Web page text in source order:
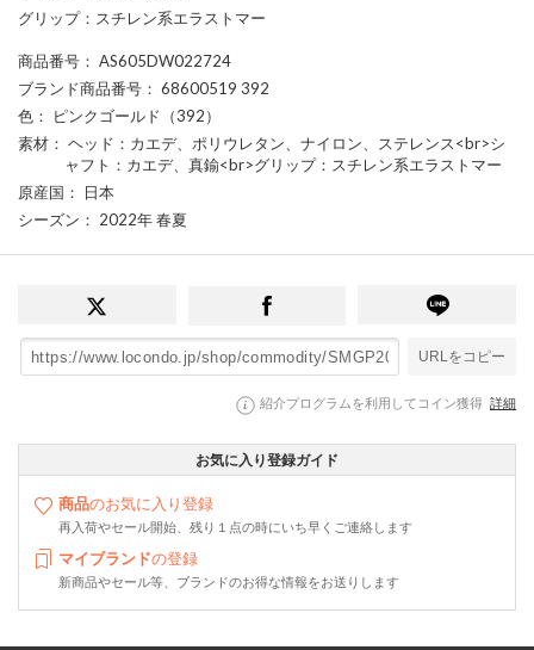
グリップ：スチレン系エラストマー
商品番号 ： AS605DW022724
ブランド商品番号 ： 68600519 392
色 ： ピンクゴールド（392）
素材 ： ヘッド：カエデ、ポリウレタン、ナイロン、ステレンス<br>シ
ャフト：カエデ、真鍮<br>グリップ：スチレン系エラストマー
原産国 ： 日本
シーズン ： 2022年 春夏
URLをコピー
紹介プログラムを利用してコイン獲得 詳細
お気に入り登録ガイド
商品のお気に入り登録
再入荷やセール開始、残り１点の時にいち早くご連絡します
マイブランドの登録
新商品やセール等、ブランドのお得な情報をお送りします